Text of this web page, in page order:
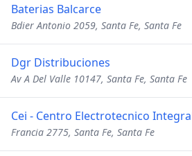
Baterias Balcarce
Bdier Antonio 2059, Santa Fe, Santa Fe
Dgr Distribuciones
Av A Del Valle 10147, Santa Fe, Santa Fe
Francia 2775, Santa Fe, Santa Fe